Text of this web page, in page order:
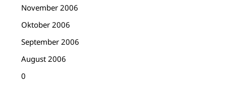
November 2006
Oktober 2006
September 2006
August 2006
0